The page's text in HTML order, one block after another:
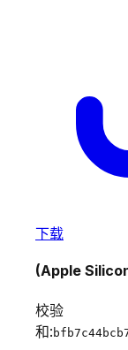
下载
(Apple
校验
和: